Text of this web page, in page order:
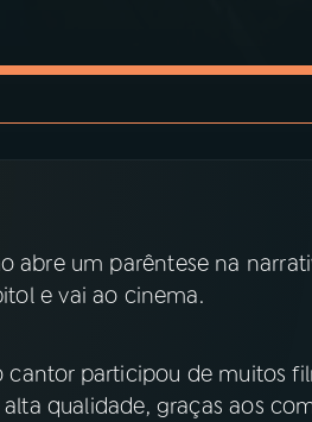
abre um parêntese na
e vai ao cinema.
cantor participou de muitos
qualidade, graças aos